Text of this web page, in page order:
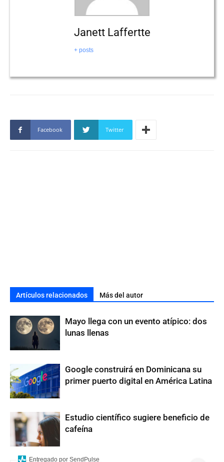
Janett Laffertte
+ posts
Facebook Twitter
Artículos relacionados Más del autor
Mayo llega con un evento atípico: dos
lunas llenas
Google construirá en Dominicana su
primer puerto digital en América Latina
Estudio científico sugiere beneficio de
cafeína
Entregado por SendPulse